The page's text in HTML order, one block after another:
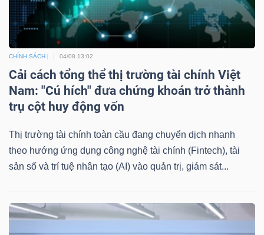
CHÍNH SÁCH 04/08 13:02
Cải cách tổng thể thị trường tài chính Việt
Nam: "Cú hích" đưa chứng khoán trở thành
trụ cột huy động vốn
Thị trường tài chính toàn cầu đang chuyển dịch nhanh
theo hướng ứng dụng công nghệ tài chính (Fintech), tài
sản số và trí tuệ nhân tạo (AI) vào quản trị, giám sát...